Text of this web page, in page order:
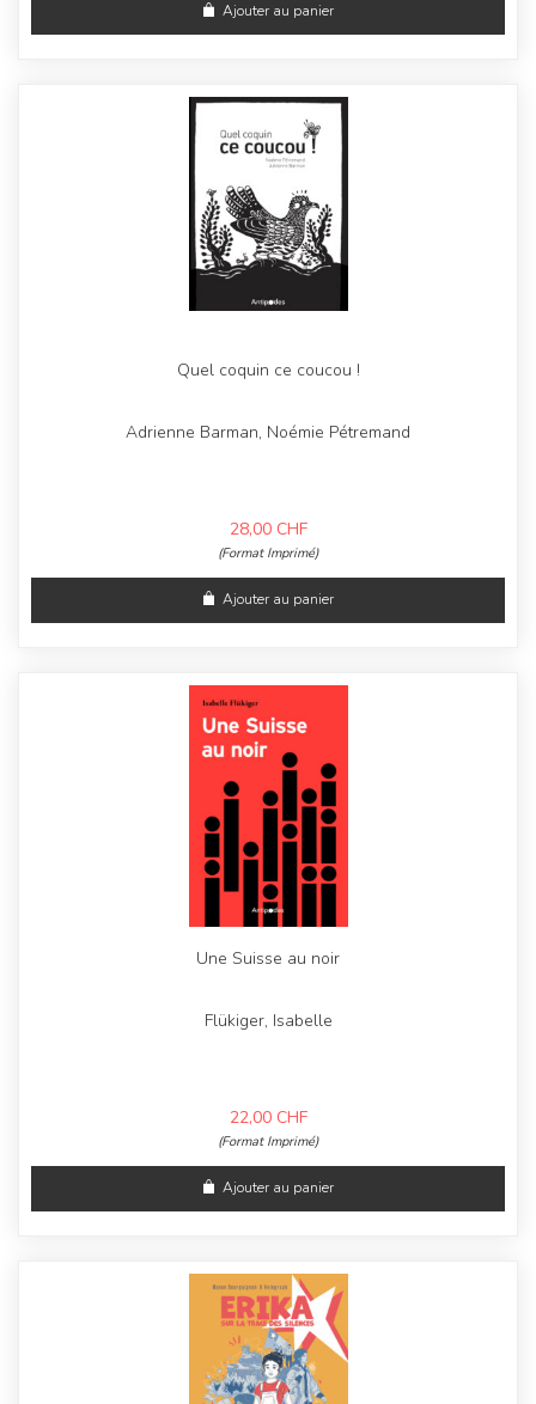
Ajouter au panier
Quel coquin ce coucou !
Adrienne Barman, Noémie Pétremand
28,00 CHF
(Format Imprimé)
Ajouter au panier
Une Suisse au noir
Flükiger, Isabelle
22,00 CHF
(Format Imprimé)
Ajouter au panier